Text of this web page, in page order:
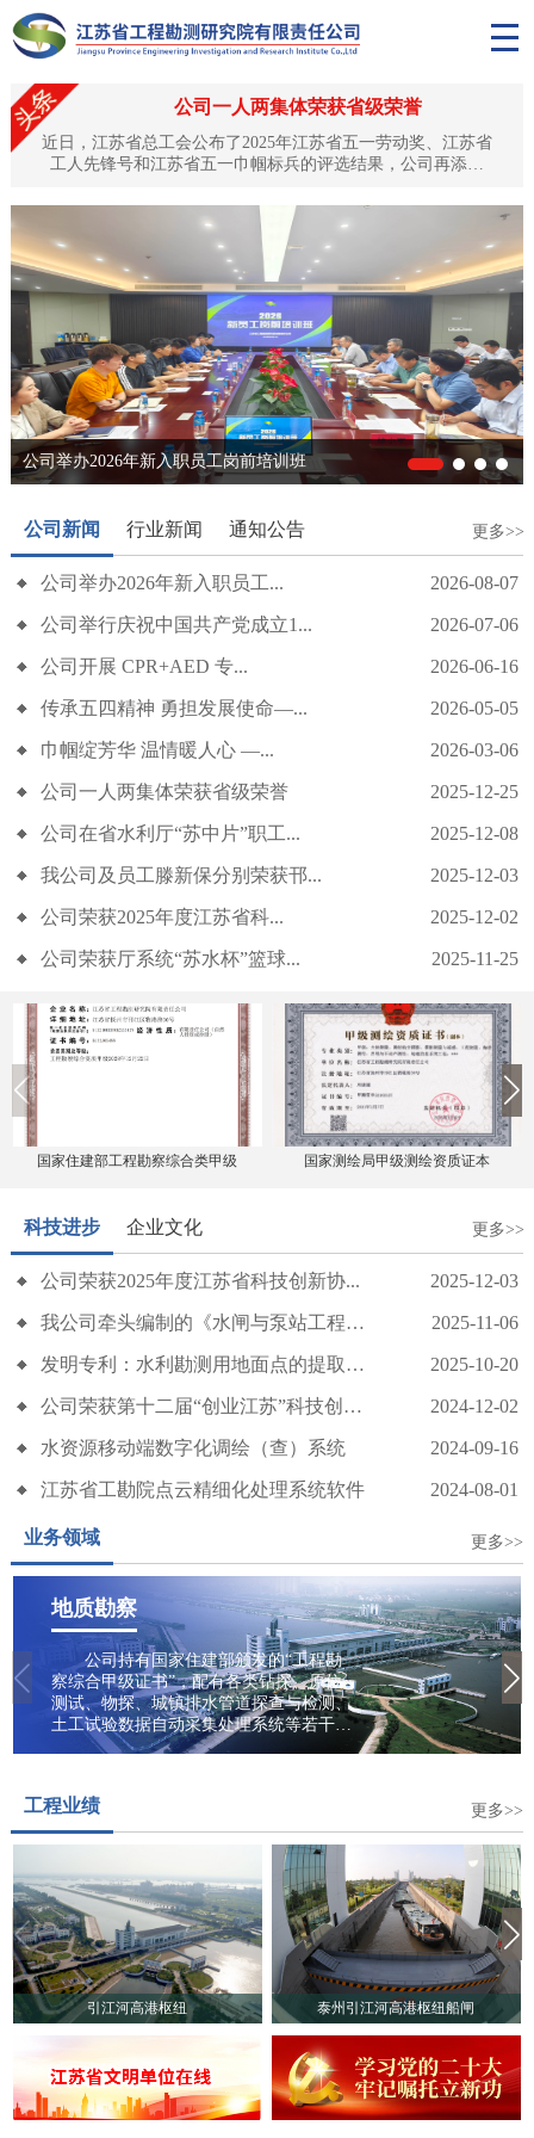
公司一人两集体荣获省级荣誉
近日，江苏省总工会公布了2025年江苏省五一劳动奖、江苏省
工人先锋号和江苏省五一巾帼标兵的评选结果，公司再添殊
奖章”，土工试验中心、岩土工程技术中心双双获评“江苏省工
人先锋号”。这是对公司深耕水利工程勘测领域、坚守匠心品
质、培育优秀人才队伍的高度认可与肯定。匠心筑梦，黎昱荣
获“江苏省五一劳动奖章”黎昱同志自1994年入职以来，始终扎
根工程勘测...
公司举办2026年新入职员工岗前培训班
公司开展 CPR+AED 专项急救培训
公司新闻 行业新闻 通知公告 更多>>
公司举办2026年新入职员工... 2026-08-07
公司举行庆祝中国共产党成立1... 2026-07-06
公司开展 CPR+AED 专... 2026-06-16
传承五四精神 勇担发展使命—... 2026-05-05
巾帼绽芳华 温情暖人心 —... 2026-03-06
公司一人两集体荣获省级荣誉 2025-12-25
公司在省水利厅“苏中片”职工... 2025-12-08
我公司及员工滕新保分别荣获邗... 2025-12-03
公司荣获2025年度江苏省科... 2025-12-02
公司荣获厅系统“苏水杯”篮球... 2025-11-25
国家住建部工程勘察综合类甲级 国家测绘局甲级测绘资质证本
科技进步 企业文化 更多>>
公司荣获2025年度江苏省科技创新协... 2025-12-03
我公司牵头编制的《水闸与泵站工程地质... 2025-11-06
发明专利：水利勘测用地面点的提取优化... 2025-10-20
公司荣获第十二届“创业江苏”科技创业... 2024-12-02
水资源移动端数字化调绘（查）系统 2024-09-16
江苏省工勘院点云精细化处理系统软件 2024-08-01
业务领域 更多>>
地质勘察
公司持有国家住建部颁发的“工程勘
察综合甲级证书”，配有各类钻探、原位
测试、物探、城镇排水管道探查与检测、
土工试验数据自动采集处理系统等若干勘
察设备仪器。业务范围包括水电与新能
质、岩土工程勘察/设计、污染场地勘察、
土壤污染状况调查、地质灾害危险性评
估、岩土工程监测检测、城镇排水管道探
查与检测、岩石/土壤/地下水及建筑材料
试验、工程咨询、地质勘察技术服务、地
质灾害治理工程勘查、地质灾害评估、地
下水资源调查、堤防隐患探测、穿河管道
精确探测等多项业务。
工程业绩 更多>>
引江河高港枢纽 泰州引江河高港枢纽船闸